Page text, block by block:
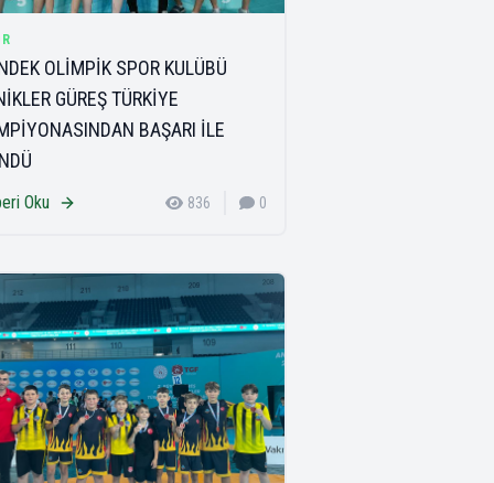
OLİMPİK SPOR KULÜBÜ
GÜREŞ TÜRKİYE
BAŞARI İLE
Oku 836 0